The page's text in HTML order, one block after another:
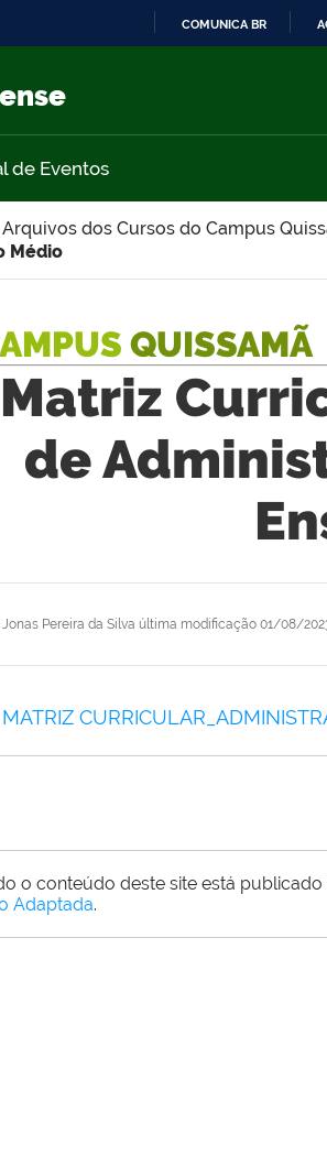
COMUNICA BR
de Eventos
Arquivos dos Cursos do Campus
Médio
QUISSAMÃ
Matriz
de
Jonas Pereira da Silva última modificação 01/08/
MATRIZ
o conteúdo deste site está publicado
Adaptada.